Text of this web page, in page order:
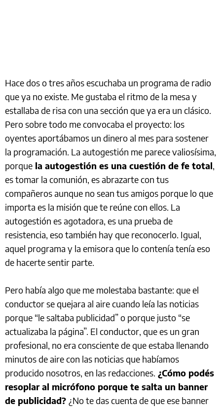
Hace dos o tres años escuchaba un programa de radio
que ya no existe. Me gustaba el ritmo de la mesa y
estallaba de risa con una sección que ya era un clásico.
Pero sobre todo me convocaba el proyecto: los
oyentes aportábamos un dinero al mes para sostener
la programación. La autogestión me parece valiosísima,
porque la autogestión es una cuestión de fe total,
es tomar la comunión, es abrazarte con tus
compañeros aunque no sean tus amigos porque lo que
importa es la misión que te reúne con ellos. La
autogestión es agotadora, es una prueba de
resistencia, eso también hay que reconocerlo. Igual,
aquel programa y la emisora que lo contenía tenía eso
de hacerte sentir parte.
Pero había algo que me molestaba bastante: que el
conductor se quejara al aire cuando leía las noticias
porque “le saltaba publicidad” o porque justo “se
actualizaba la página”. El conductor, que es un gran
profesional, no era consciente de que estaba llenando
minutos de aire con las noticias que habíamos
producido nosotros, en las redacciones. ¿Cómo podés
resoplar al micrófono porque te salta un banner
de publicidad? ¿No te das cuenta de que ese banner